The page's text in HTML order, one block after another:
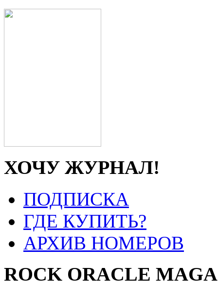
ХОЧУ ЖУРНАЛ!
ПОДПИСКА
ГДЕ КУПИТЬ?
АРХИВ НОМЕРОВ
ROCK ORACLE